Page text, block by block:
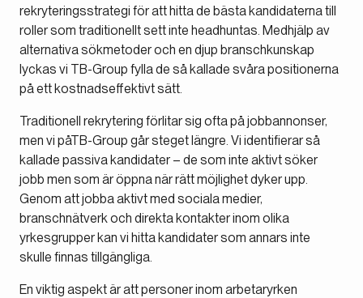
rekryteringsstrategi för att hitta de bästa kandidaterna till
roller som traditionellt sett inte headhuntas. Medhjälp av
alternativa sökmetoder och en djup branschkunskap
lyckas vi TB-Group fylla de så kallade svåra positionerna
på ett kostnadseffektivt sätt.
Traditionell rekrytering förlitar sig ofta på jobbannonser,
men vi påTB-Group går steget längre. Vi identifierar så
kallade passiva kandidater – de som inte aktivt söker
jobb men som är öppna när rätt möjlighet dyker upp.
Genom att jobba aktivt med sociala medier,
branschnätverk och direkta kontakter inom olika
yrkesgrupper kan vi hitta kandidater som annars inte
skulle finnas tillgängliga.
En viktig aspekt är att personer inom arbetaryrken